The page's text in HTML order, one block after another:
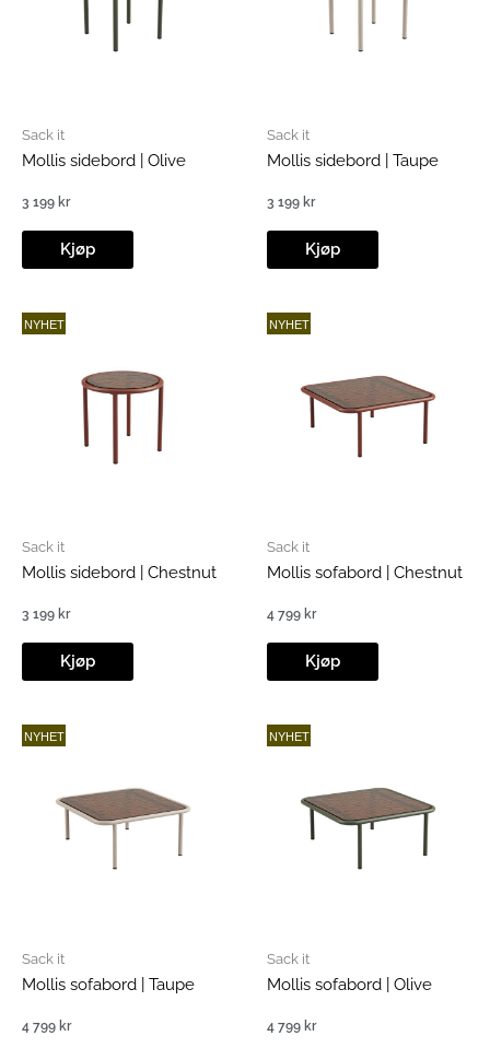
Sack it
Mollis sidebord | Olive
3 199 kr
Kjøp
Sack it
Mollis sidebord | Taupe
3 199 kr
Kjøp
NYHET
Sack it
Mollis sidebord | Chestnut
3 199 kr
Kjøp
NYHET
Sack it
Mollis sofabord | Chestnut
4 799 kr
Kjøp
NYHET
Sack it
Mollis sofabord | Taupe
4 799 kr
NYHET
Sack it
Mollis sofabord | Olive
4 799 kr